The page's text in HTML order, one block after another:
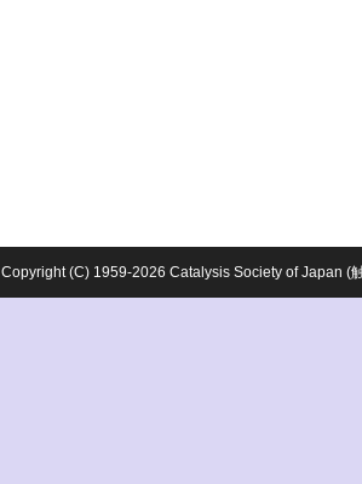
Copyright (C) 1959-2026 Catalysis Society of Japan (